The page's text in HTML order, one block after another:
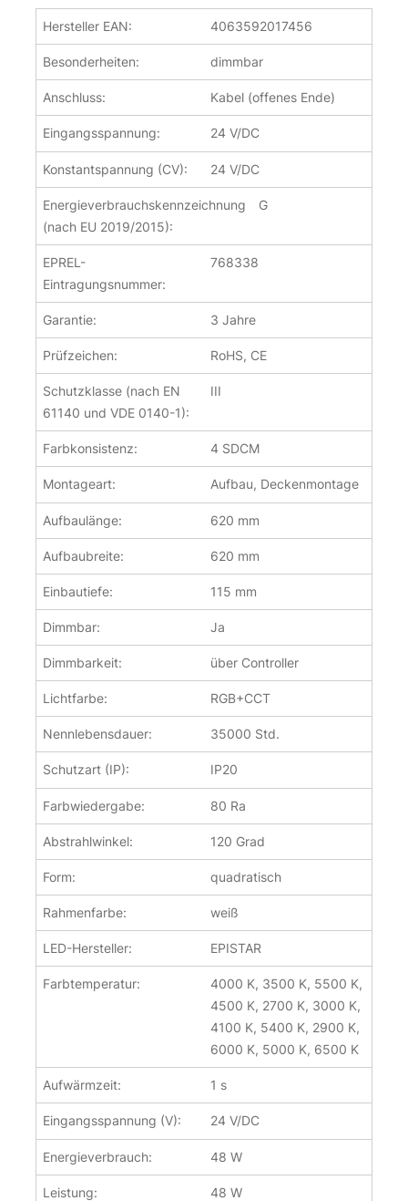
Hersteller EAN: 4063592017456
Besonderheiten: dimmbar
Anschluss: Kabel (offenes Ende)
Eingangsspannung: 24 V/DC
Konstantspannung (CV): 24 V/DC
Energieverbrauchskennzeichnung
(nach EU 2019/2015):
G
EPREL-
Eintragungsnummer:
768338
Garantie: 3 Jahre
Prüfzeichen: RoHS, CE
Schutzklasse (nach EN
61140 und VDE 0140-1):
III
Farbkonsistenz: 4 SDCM
Montageart: Aufbau, Deckenmontage
Aufbaulänge: 620 mm
Aufbaubreite: 620 mm
Einbautiefe: 115 mm
Dimmbar: Ja
Dimmbarkeit: über Controller
Lichtfarbe: RGB+CCT
Nennlebensdauer: 35000 Std.
Schutzart (IP): IP20
Farbwiedergabe: 80 Ra
Abstrahlwinkel: 120 Grad
Form: quadratisch
Rahmenfarbe: weiß
LED-Hersteller: EPISTAR
Farbtemperatur:
4000 K, 3500 K, 5500 K,
4500 K, 2700 K, 3000 K,
4100 K, 5400 K, 2900 K,
6000 K, 5000 K, 6500 K
Aufwärmzeit: 1 s
Eingangsspannung (V): 24 V/DC
Energieverbrauch: 48 W
Leistung: 48 W